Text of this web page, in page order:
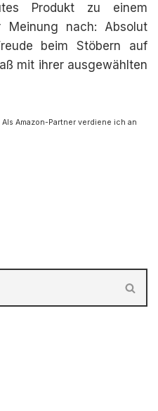
Produkt zu einem
Meinung nach: Absolut
beim Stöbern auf
mit ihrer ausgewählten
Amazon-Partner verdiene ich an